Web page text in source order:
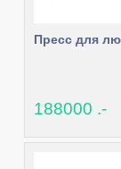
Пресс для
188000 .-